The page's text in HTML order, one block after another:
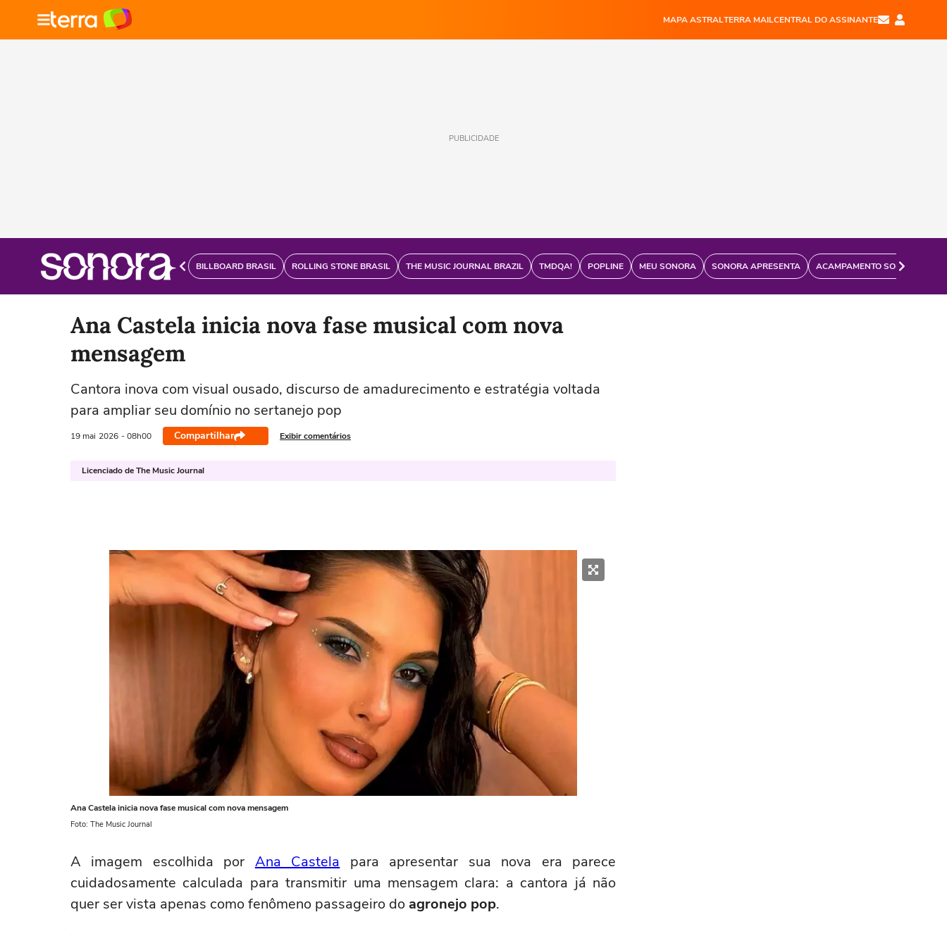
MAPA ASTRALTERRA MAILCENTRAL DO ASSINANTE
PUBLICIDADE
BILLBOARD BRASIL ROLLING STONE BRASIL THE MUSIC JOURNAL BRAZIL TMDQA! POPLINE MEU SONORA SONORA APRESENTA ACAMPAMENTO SONORA
Ana Castela inicia nova fase musical com nova
mensagem
Cantora inova com visual ousado, discurso de amadurecimento e estratégia voltada
para ampliar seu domínio no sertanejo pop
19 mai 2026 - 08h00 Compartilhar Exibir comentários
Licenciado de The Music Journal
Ana Castela inicia nova fase musical com nova mensagem
Foto: The Music Journal
A imagem escolhida por Ana Castela para apresentar sua nova era parece
cuidadosamente calculada para transmitir uma mensagem clara: a cantora já não
quer ser vista apenas como fenômeno passageiro do agronejo pop.